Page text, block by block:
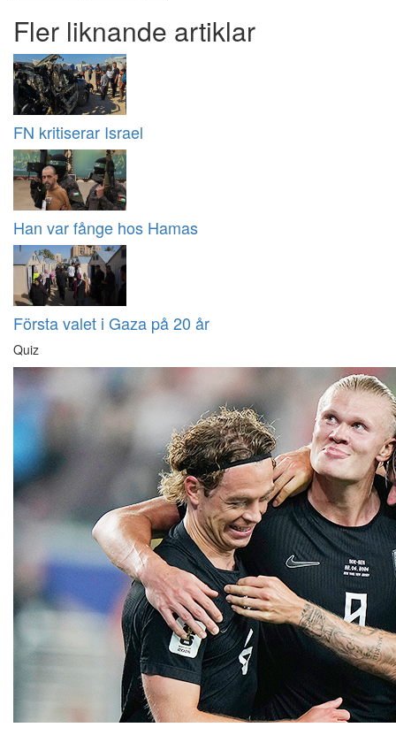
Fler liknande artiklar
FN kritiserar Israel
Han var fånge hos Hamas
Första valet i Gaza på 20 år
Quiz